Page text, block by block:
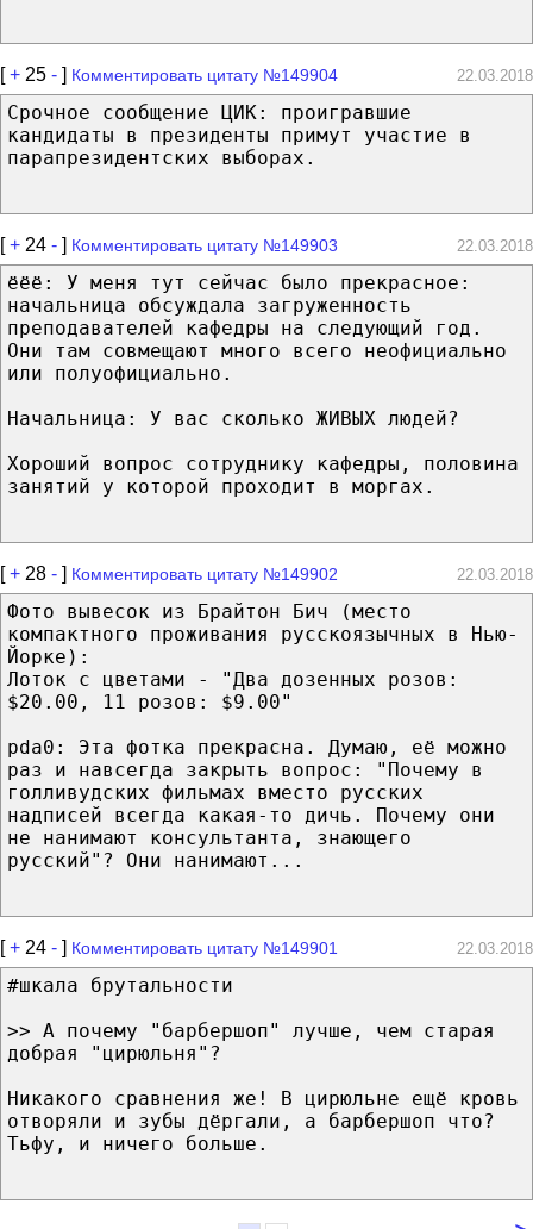
[+ 25 - ] Комментировать цитату №149904 22.03.2018
Срочное сообщение ЦИК: проигравшие
кандидаты в президенты примут участие в
парапрезидентских выборах.
[+ 24 - ] Комментировать цитату №149903 22.03.2018
ёёё: У меня тут сейчас было прекрасное:
начальница обсуждала загруженность
преподавателей кафедры на следующий год.
Они там совмещают много всего неофициально
или полуофициально.
Начальница: У вас сколько ЖИВЫХ людей?
Хороший вопрос сотруднику кафедры, половина
занятий у которой проходит в моргах.
[+ 28 - ] Комментировать цитату №149902 22.03.2018
Фото вывесок из Брайтон Бич (место
компактного проживания русскоязычных в Нью-
Йорке):
Лоток с цветами - "Два дозенных розов:
$20.00, 11 розов: $9.00"
pda0: Эта фотка прекрасна. Думаю, её можно
раз и навсегда закрыть вопрос: "Почему в
голливудских фильмах вместо русских
надписей всегда какая-то дичь. Почему они
не нанимают консультанта, знающего
русский"? Они нанимают...
[+ 24 - ] Комментировать цитату №149901 22.03.2018
#шкала брутальности
>> А почему "барбершоп" лучше, чем старая
добрая "цирюльня"?
Никакого сравнения же! В цирюльне ещё кровь
отворяли и зубы дёргали, а барбершоп что?
Тьфу, и ничего больше.